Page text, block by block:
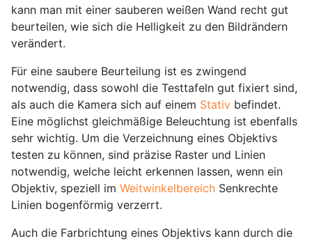
kann man mit einer sauberen weißen Wand recht gut
beurteilen, wie sich die Helligkeit zu den Bildrändern
verändert.
Für eine saubere Beurteilung ist es zwingend
notwendig, dass sowohl die Testtafeln gut fixiert sind,
als auch die Kamera sich auf einem Stativ befindet.
Eine möglichst gleichmäßige Beleuchtung ist ebenfalls
sehr wichtig. Um die Verzeichnung eines Objektivs
testen zu können, sind präzise Raster und Linien
notwendig, welche leicht erkennen lassen, wenn ein
Objektiv, speziell im Weitwinkelbereich Senkrechte
Linien bogenförmig verzerrt.
Auch die Farbrichtung eines Objektivs kann durch die